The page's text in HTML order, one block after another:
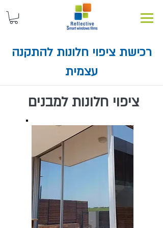
רכישת ציפוי חלונות להתקנה
עצמית
ציפוי חלונות למבנים